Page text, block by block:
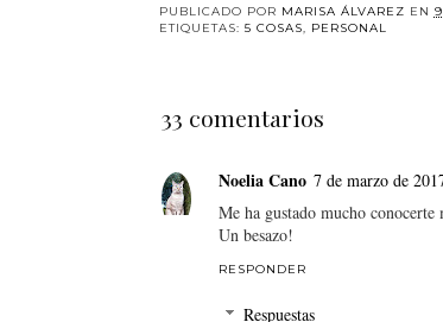
PUBLICADO POR MARISA ÁLVAREZ EN
ETIQUETAS: 5 COSAS, PERSONAL
33 comentarios
Noelia Cano 7 de marzo de
Me ha gustado mucho
Un besazo!
RESPONDER
Respuestas